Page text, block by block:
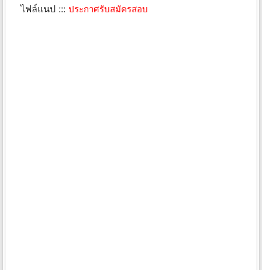
ไฟล์แนป ::: ประกาศรับสมัครสอบ